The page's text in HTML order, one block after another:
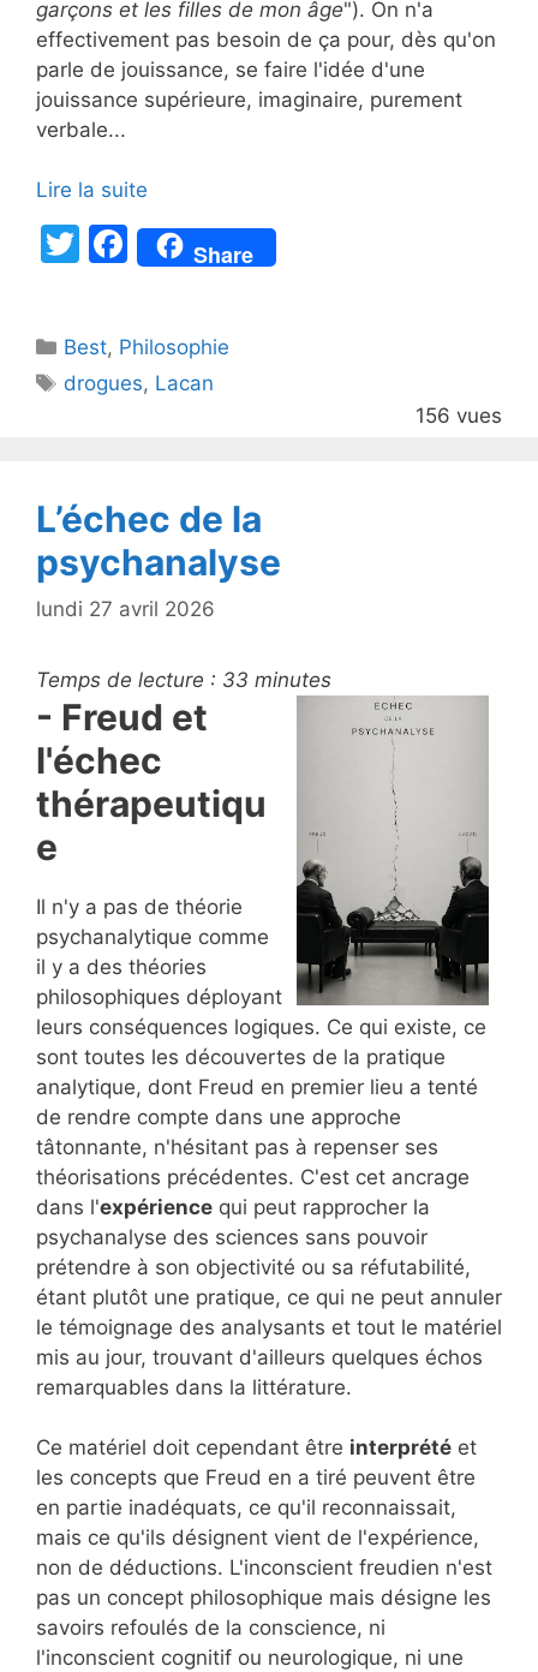
garçons et les filles de mon âge"). On n'a
effectivement pas besoin de ça pour, dès qu'on
parle de jouissance, se faire l'idée d'une
jouissance supérieure, imaginaire, purement
verbale...
Lire la suite
T
er
F
a
e
b
k
Share
Catégories
Best, Philosophie
Étiquettes
drogues, Lacan
156 vues
L’échec de la
psychanalyse
lundi 27 avril 2026
Temps de lecture : 33 minutes
- Freud et
l'échec
thérapeutiqu
e
Il n'y a pas de théorie
psychanalytique comme
il y a des théories
philosophiques déployant
leurs conséquences logiques. Ce qui existe, ce
sont toutes les découvertes de la pratique
analytique, dont Freud en premier lieu a tenté
de rendre compte dans une approche
tâtonnante, n'hésitant pas à repenser ses
théorisations précédentes. C'est cet ancrage
dans l'expérience qui peut rapprocher la
psychanalyse des sciences sans pouvoir
prétendre à son objectivité ou sa réfutabilité,
étant plutôt une pratique, ce qui ne peut annuler
le témoignage des analysants et tout le matériel
mis au jour, trouvant d'ailleurs quelques échos
remarquables dans la littérature.
Ce matériel doit cependant être interprété et
les concepts que Freud en a tiré peuvent être
en partie inadéquats, ce qu'il reconnaissait,
mais ce qu'ils désignent vient de l'expérience,
non de déductions. L'inconscient freudien n'est
pas un concept philosophique mais désigne les
savoirs refoulés de la conscience, ni
l'inconscient cognitif ou neurologique, ni une